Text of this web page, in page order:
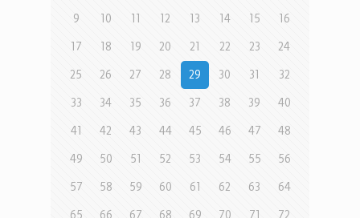
9 10 11 12 13 14 15 16
17 18 19 20 21 22 23 24
25 26 27 28 29 30 31 32
33 34 35 36 37 38 39 40
41 42 43 44 45 46 47 48
49 50 51 52 53 54 55 56
57 58 59 60 61 62 63 64
65 66 67 68 69 70 71 72